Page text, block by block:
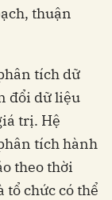
thuận
tích dữ
đổi dữ liệu
trị. Hệ
tích hành
theo thời
tổ chức có thể